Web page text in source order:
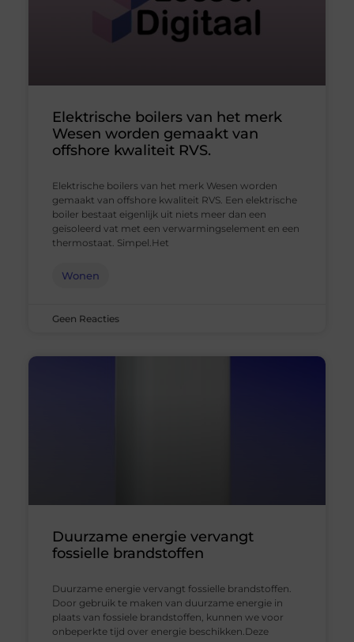
Elektrische boilers van het merk
Wesen worden gemaakt van
offshore kwaliteit RVS.
Elektrische boilers van het merk Wesen worden
gemaakt van offshore kwaliteit RVS. Een elektrische
boiler bestaat eigenlijk uit niets meer dan een
geïsoleerd vat met een verwarmingselement en een
thermostaat. Simpel.Het
Wonen
Geen Reacties
Duurzame energie vervangt
fossielle brandstoffen
Duurzame energie vervangt fossielle brandstoffen.
Door gebruik te maken van duurzame energie in
plaats van fossiele brandstoffen, kunnen we voor
onbeperkte tijd over energie beschikken.Deze